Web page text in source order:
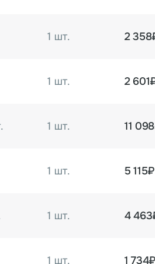
1 шт. 2
1 шт. 2
1 шт. 11
1 шт. 5 115₽
1 шт. 4
1 шт. 1 734₽